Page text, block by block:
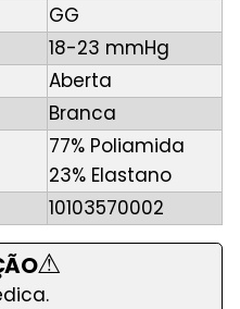
GG
18-23 mmHg
Aberta
Branca
77% Poliamida
23% Elastano
10103570002
⚠